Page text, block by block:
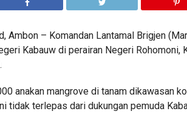
Ambon – Komandan Lantamal Brigjen
Kabauw di perairan Negeri Rohomoni,
anakan mangrove di tanam dikawasan
tidak terlepas dari dukungan pemuda